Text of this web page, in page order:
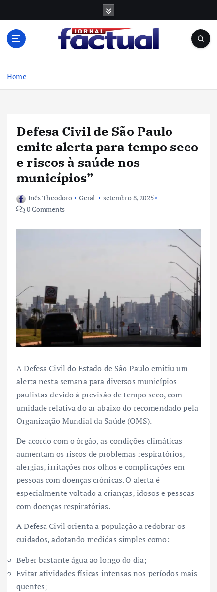
Home
Defesa Civil de São Paulo
emite alerta para tempo seco
e riscos à saúde nos
municípios”
Inês Theodoro Geral
setembro 8, 2025
0 Comments
A Defesa Civil do Estado de São Paulo emitiu um
alerta nesta semana para diversos municípios
paulistas devido à previsão de tempo seco, com
umidade relativa do ar abaixo do recomendado pela
Organização Mundial da Saúde (OMS).
De acordo com o órgão, as condições climáticas
aumentam os riscos de problemas respiratórios,
alergias, irritações nos olhos e complicações em
pessoas com doenças crônicas. O alerta é
especialmente voltado a crianças, idosos e pessoas
com doenças respiratórias.
A Defesa Civil orienta a população a redobrar os
cuidados, adotando medidas simples como:
Beber bastante água ao longo do dia;
Evitar atividades físicas intensas nos períodos mais
quentes;